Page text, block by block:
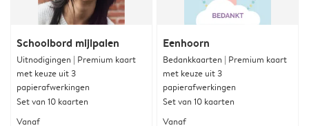
Schoolbord mijlpalen
Uitnodigingen | Premium kaart
met keuze uit 3
papierafwerkingen
Set van 10 kaarten
Vanaf
Eenhoorn
Bedankkaarten | Premium kaart
met keuze uit 3
papierafwerkingen
Set van 10 kaarten
Vanaf